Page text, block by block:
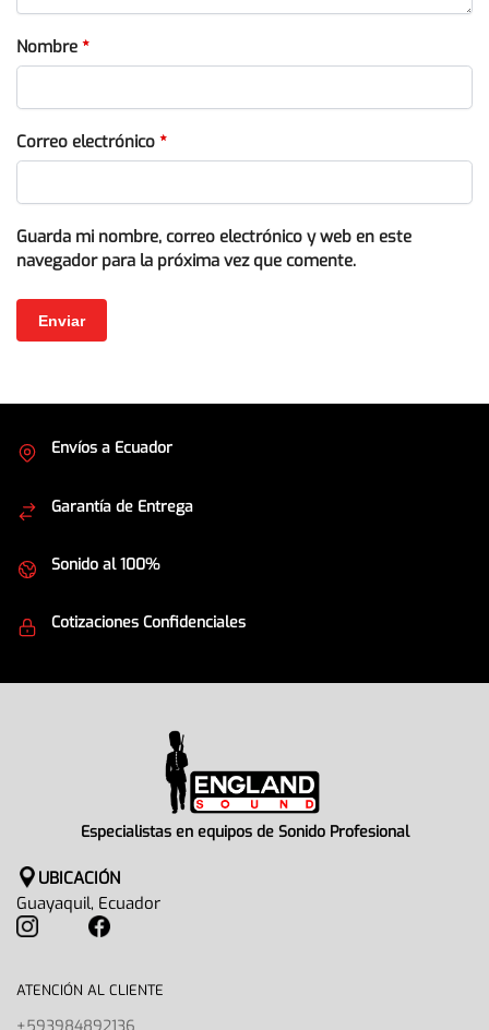
Nombre *
Correo electrónico *
Guarda mi nombre, correo electrónico y web en este
navegador para la próxima vez que comente.
Envíos a Ecuador
Garantía de Entrega
Sonido al 100%
Cotizaciones Confidenciales
Especialistas en equipos de Sonido Profesional
UBICACIÓN
Guayaquil, Ecuador
ATENCIÓN AL CLIENTE